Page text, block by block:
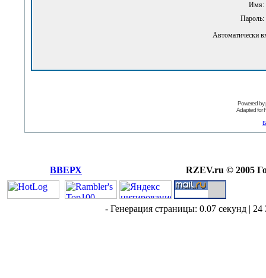
Имя:
Пароль:
Автоматически
Powered by
Adapted for
ВВЕРХ RZEV.ru © 2005
- Генерация страницы: 0.07 секунд |